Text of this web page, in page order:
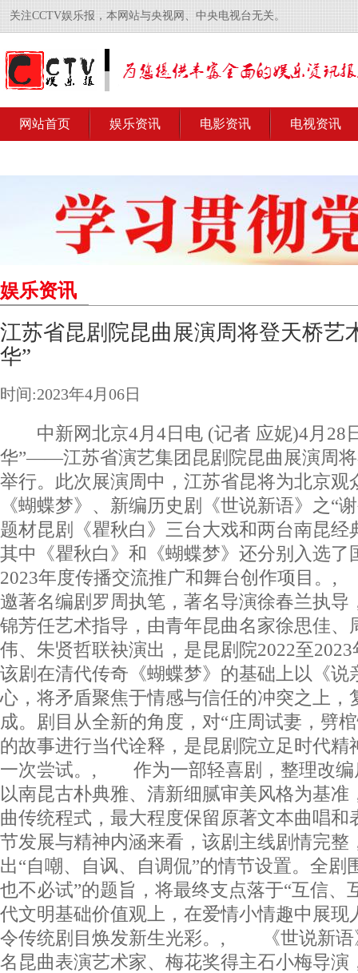
关注CCTV娱乐报，本网站与央视网、中央电视台无关。
网站首页 娱乐资讯 电影资讯 电视资讯
娱乐资讯
江苏省昆剧院昆曲展演周将登天桥艺
华”
时间:2023年4月06日
中新网北京4月4日电 (记者 应妮)4月28
华”——江苏省演艺集团昆剧院昆曲展演周
举行。此次展演周中，江苏省昆将为北京观
《蝴蝶梦》、新编历史剧《世说新语》之“
题材昆剧《瞿秋白》三台大戏和两台南昆经
其中《瞿秋白》和《蝴蝶梦》还分别入选了
2023年度传播交流推广和舞台创作项目
邀著名编剧罗周执笔，著名导演徐春兰执导
锦芳任艺术指导，由青年昆曲名家徐思佳、
伟、朱贤哲联袂演出，是昆剧院2022至
该剧在清代传奇《蝴蝶梦》的基础上以《说
心，将矛盾聚焦于情感与信任的冲突之上，
成。剧目从全新的角度，对“庄周试妻，劈
的故事进行当代诠释，是昆剧院立足时代精
一次尝试。, 作为一部轻喜剧，整理改编
以南昆古朴典雅、清新细腻审美风格为基准
曲传统程式，最大程度保留原著文本曲唱和
节发展与精神内涵来看，该剧主线剧情完整
出“自嘲、自讽、自调侃”的情节设置。全剧
也不必试”的题旨，将最终支点落于“互信、
代文明基础价值观上，在爱情小情趣中展现
令传统剧目焕发新生光彩。, 《世说新语
名昆曲表演艺术家、梅花奖得主石小梅导演